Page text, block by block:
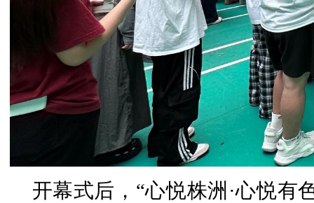
开幕式后，“心悦株洲·心悦有